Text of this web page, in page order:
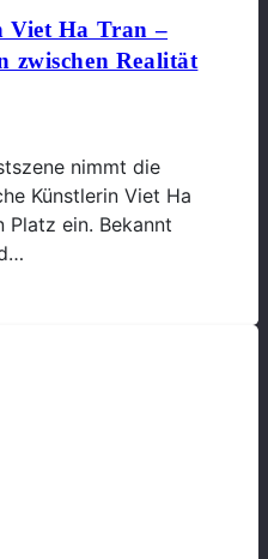
Viet Ha Tran –
zwischen Realität
nimmt die
Künstlerin Viet Ha
Platz ein. Bekannt